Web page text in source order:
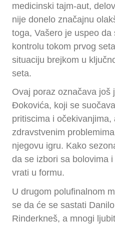
medicinski tajm-aut,
nije donelo značajnu
toga, Vašero je uspeo
kontrolu tokom prvog
situaciju brejkom u
seta.
Ovaj poraz označava još
Đokovića, koji se
pritiscima i očekivanjima,
zdravstvenim
njegovu igru. Kako
da se izbori sa bolovima
vrati u formu.
U drugom polufinalnom
se da će se sastati
Rinderkneš, a mnogi